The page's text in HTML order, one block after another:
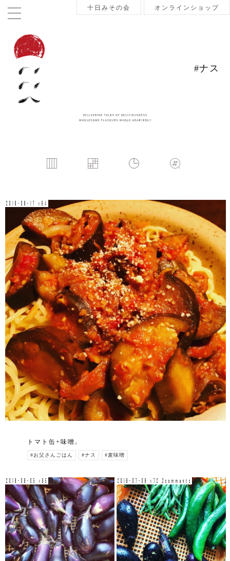
十日みその会 オンラインショップ
#ナス
2018-08-17 v64
トマト缶+味噌。
#お父さんごはん #ナス #麦味噌
2018-08-05 v65 2018-07-08 v72 2comments